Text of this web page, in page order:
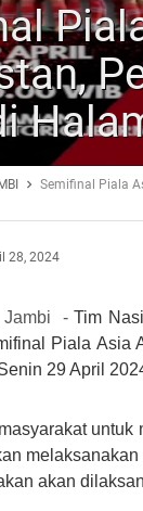
Semifinal Piala
28, 2024
Jambi -Tim
Piala Asia
29 April
akan